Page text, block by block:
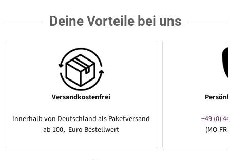
Deine Vorteile bei uns
Versandkostenfrei
Innerhalb von Deutschland als Paketversand
ab 100,- Euro Bestellwert
+49 (0)
(MO-